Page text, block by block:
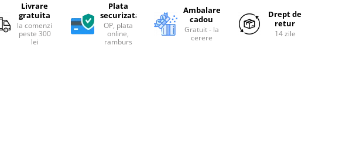
Livrare
gratuita
la comenzi
peste 300
lei
Plata
securizata
OP, plata
online,
ramburs
Ambalare
cadou
Gratuit - la
cerere
Drept de
retur
14 zile